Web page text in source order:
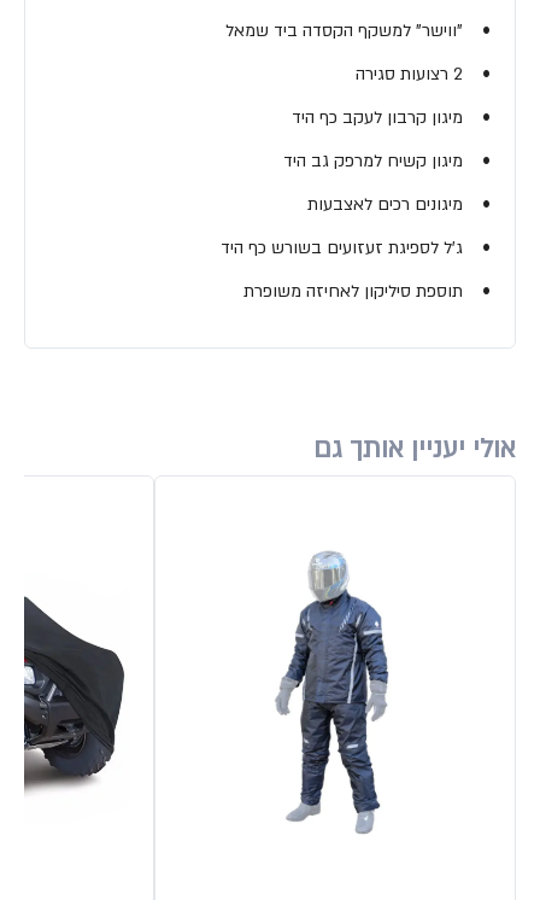
• "ווישר" למשקף הקסדה ביד שמאל
• 2 רצועות סגירה
• מיגון קרבון לעקב כף היד
• מיגון קשיח למרפק גב היד
• מיגונים רכים לאצבעות
• ג'ל לספיגת זעזועים בשורש כף היד
• תוספת סיליקון לאחיזה משופרת
אולי יעניין אותך גם